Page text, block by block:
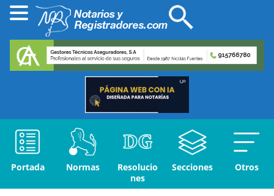
Portada Normas
Resolucio
nes
Secciones Otros